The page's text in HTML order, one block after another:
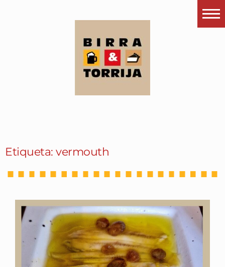
¿Esto que es pués?
Últimas visitas
Todos los garitos
Etiqueta: vermouth